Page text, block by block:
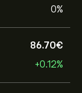
0%
86.70‎€‎
+0.12%